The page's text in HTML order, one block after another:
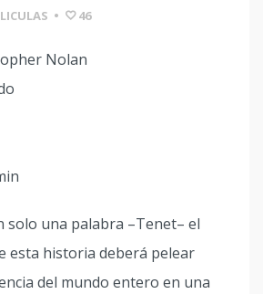
• 46
Nolan
solo una palabra –Tenet– el
esta historia deberá pelear
del mundo entero en una